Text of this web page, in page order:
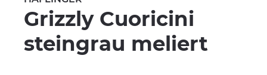
Grizzly Cuoricini
steingrau meliert